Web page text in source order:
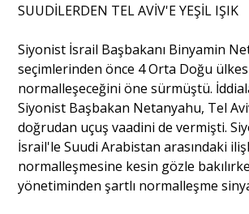
Yorum - Analiz
Söyleşi
Yazı Dizisi
Portre
SUUDİLERDEN TEL AVİV'E YEŞİL IŞIK
Siyonist İsrail Başbakanı Binyamin
seçimlerinden önce 4 Orta Doğu
normalleşeceğini öne sürmüştü.
Siyonist Başbakan Netanyahu, Tel
doğrudan uçuş vaadini de vermişti.
İsrail'le Suudi Arabistan arasındaki
normalleşmesine kesin gözle
yönetiminden şartlı normalleşme